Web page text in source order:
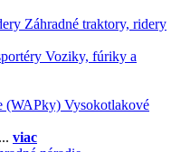
Záhradné traktory, ridery
Voziky, fúriky a
Vysokotlakové
... viac